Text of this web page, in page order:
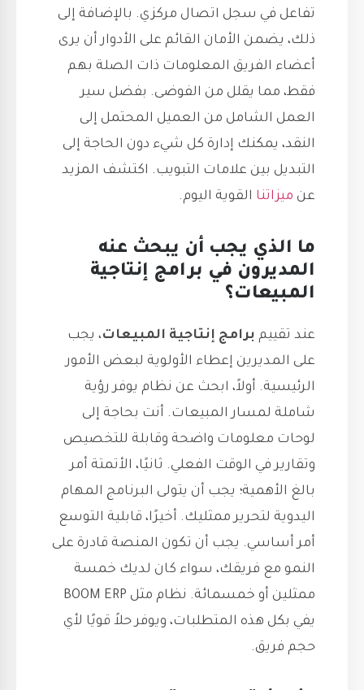
تفاعل في سجل اتصال مركزي. بالإضافة إلى
ذلك، يضمن الأمان القائم على الأدوار أن يرى
أعضاء الفريق المعلومات ذات الصلة بهم
فقط، مما يقلل من الفوضى. بفضل سير
العمل الشامل من العميل المحتمل إلى
النقد، يمكنك إدارة كل شيء دون الحاجة إلى
التبديل بين علامات التبويب. اكتشف المزيد
عن ميزاتنا القوية اليوم.
ما الذي يجب أن يبحث عنه
المديرون في برامج إنتاجية
المبيعات؟
عند تقييم برامج إنتاجية المبيعات، يجب
على المديرين إعطاء الأولوية لبعض الأمور
الرئيسية. أولاً، ابحث عن نظام يوفر رؤية
شاملة لمسار المبيعات. أنت بحاجة إلى
لوحات معلومات واضحة وقابلة للتخصيص
وتقارير في الوقت الفعلي. ثانيًا، الأتمتة أمر
بالغ الأهمية؛ يجب أن يتولى البرنامج المهام
اليدوية لتحرير ممثليك. أخيرًا، قابلية التوسع
أمر أساسي. يجب أن تكون المنصة قادرة على
النمو مع فريقك، سواء كان لديك خمسة
ممثلين أو خمسمائة. نظام مثل BOOM ERP
يفي بكل هذه المتطلبات، ويوفر حلاً قويًا لأي
حجم فريق.